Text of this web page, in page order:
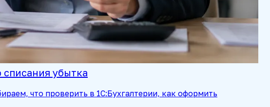
списания убытка
что проверить в 1С:Бухгалтерии, как оформить